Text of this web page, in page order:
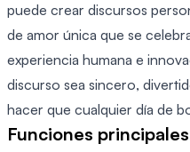
puede crear discursos
de amor única que se
experiencia humana e
discurso sea sincero,
hacer que cualquier día de
Funciones